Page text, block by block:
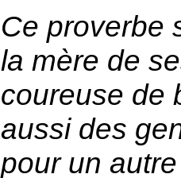
Ce proverbe
la mère de
coureuse de
aussi des
pour un